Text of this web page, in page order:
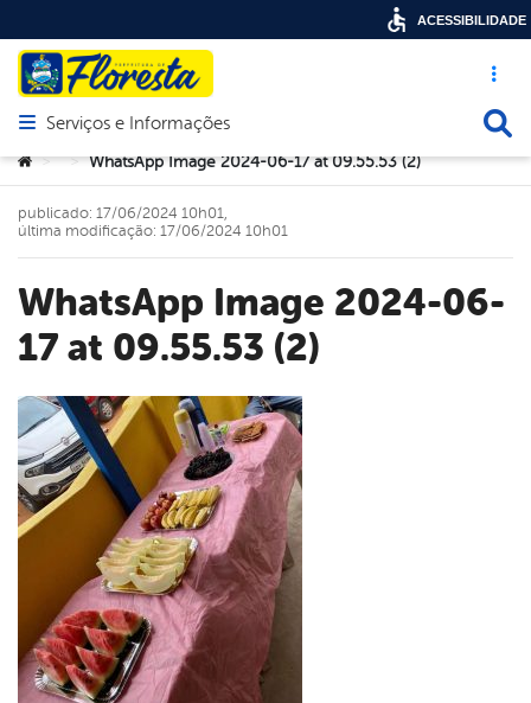
Acesso
Abrir menu principal de navegação
Serviços e Informações
Você está aqui:
> > WhatsApp Image 2024-06-17 at 09.55.53 (2)
WhatsApp Image 2024-06-
17 at 09.55.53 (2)
publicado: 17/06/2024 10h01,
última modificação: 17/06/2024 10h01
ACESSIBILIDADE